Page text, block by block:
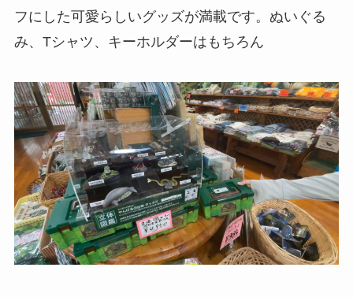
フにした可愛らしいグッズが満載です。ぬいぐる
み、Tシャツ、キーホルダーはもちろん